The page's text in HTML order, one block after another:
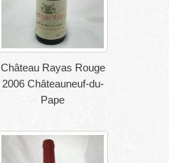
Château Rayas Rouge
2006 Châteauneuf-du-
Pape